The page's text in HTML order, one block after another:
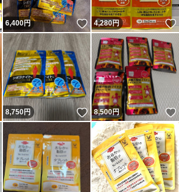
いいね！
6,400円 いいね！
4,280円
いいね！
8,750円 いいね！
8,500円